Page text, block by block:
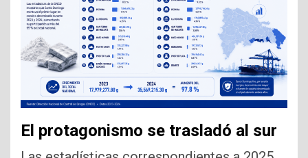
El protagonismo se trasladó al sur